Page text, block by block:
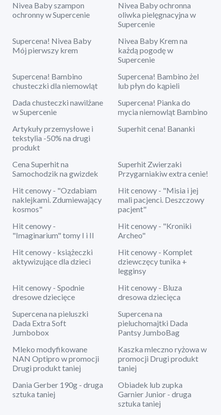
Nivea Baby szampon
ochronny w Supercenie
Nivea Baby ochronna
oliwka pielęgnacyjna w
Supercenie
Supercena! Nivea Baby
Mój pierwszy krem
Nivea Baby Krem na
każdą pogodę w
Supercenie
Supercena! Bambino
chusteczki dla niemowląt
Supercena! Bambino żel
lub płyn do kąpieli
Dada chusteczki nawilżane
w Supercenie
Supercena! Pianka do
mycia niemowląt Bambino
Artykuły przemysłowe i
tekstylia -50% na drugi
produkt
Superhit cena! Bananki
Cena Superhit na
Samochodzik na gwizdek
Superhit Zwierzaki
Przygarniakiw extra cenie!
Hit cenowy - "Ozdabiam
naklejkami. Zdumiewający
kosmos"
Hit cenowy - "Misia i jej
mali pacjenci. Deszczowy
pacjent"
Hit cenowy -
"Imaginarium" tomy I i II
Hit cenowy - "Kroniki
Archeo"
Hit cenowy - książeczki
aktywizujące dla dzieci
Hit cenowy - Komplet
dziewczęcy tunika +
legginsy
Hit cenowy - Spodnie
dresowe dziecięce
Hit cenowy - Bluza
dresowa dziecięca
Supercena na pieluszki
Dada Extra Soft
Jumbobox
Supercena na
pieluchomajtki Dada
Pantsy JumboBag
Mleko modyfikowane
NAN Optipro w promocji
Drugi produkt taniej
Kaszka mleczno ryżowa w
promocji Drugi produkt
taniej
Dania Gerber 190g - druga
sztuka taniej
Obiadek lub zupka
Garnier Junior - druga
sztuka taniej